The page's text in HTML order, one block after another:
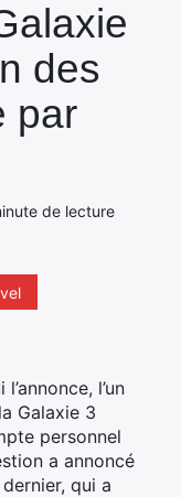
des
par
de lecture
l’un
Galaxie 3
personnel
a annoncé
qui a